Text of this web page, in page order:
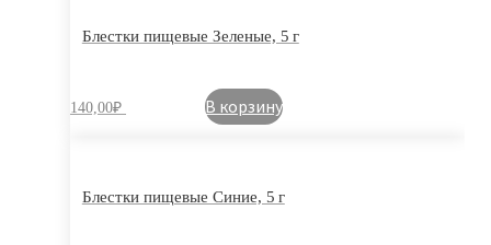
Блестки пищевые Зеленые, 5 г
140,00₽ В корзину
Блестки пищевые Синие, 5 г